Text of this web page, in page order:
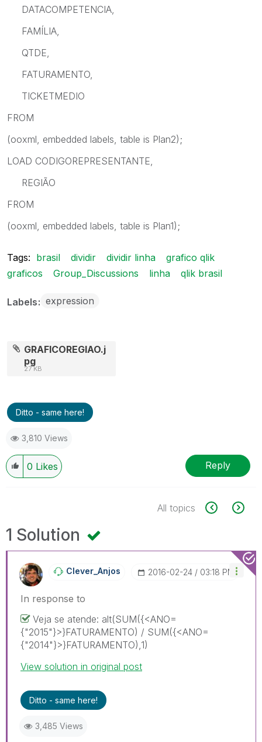
DATACOMPETENCIA,
FAMÍLIA,
QTDE,
FATURAMENTO,
TICKETMEDIO
FROM
(ooxml, embedded labels, table is Plan2);
LOAD CODIGOREPRESENTANTE,
REGIÃO
FROM
(ooxml, embedded labels, table is Plan1);
Tags: brasil dividir dividir linha
grafico qlik
graficos
Group_Discussions linha qlik brasil
Labels expression
GRAFICOREGIAO.j
pg
27 KB
Ditto - same here!
3,810 Views
0 Likes Reply
All topics
1 Solution
Clever_Anjos ‎2016-02-24 03:18 PM
In response to
Veja se atende: alt(SUM({<ANO=
{"2015"}>}FATURAMENTO) / SUM({<ANO=
{"2014"}>}FATURAMENTO),1)
View solution in original post
Ditto - same here!
3,485 Views